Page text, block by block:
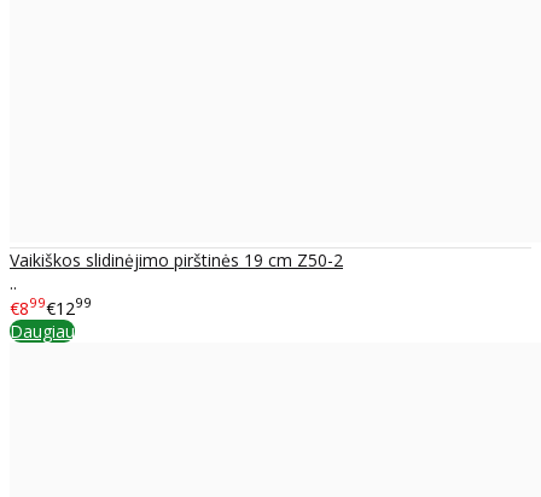
Vaikiškos slidinėjimo pirštinės 19 cm Z50-2
..
€899€1299
Daugiau